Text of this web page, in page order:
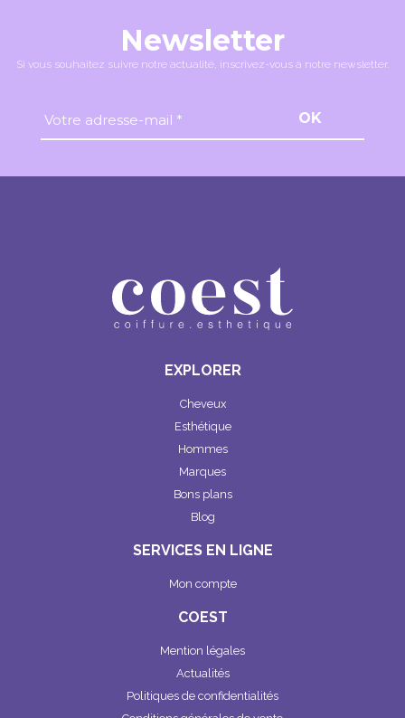
Newsletter
Si vous souhaitez suivre notre actualité, inscrivez-vous à notre newsletter.
Votre adresse-mail * OK
EXPLORER
Cheveux
Esthétique
Hommes
Marques
Bons plans
Blog
SERVICES EN LIGNE
Mon compte
COEST
Mention légales
Actualités
Politiques de confidentialités